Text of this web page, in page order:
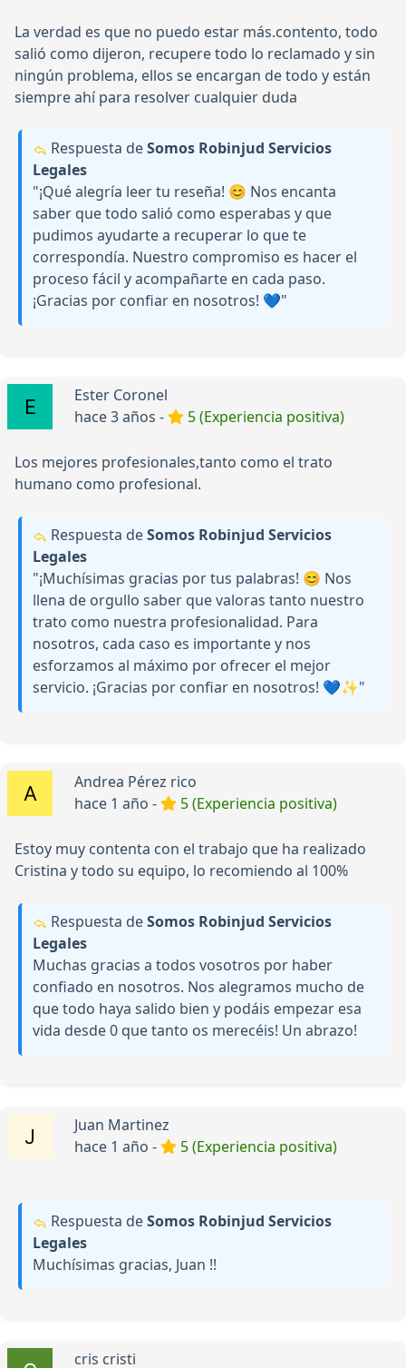
La verdad es que no puedo estar más.contento, todo
salió como dijeron, recupere todo lo reclamado y sin
ningún problema, ellos se encargan de todo y están
siempre ahí para resolver cualquier duda
Respuesta deSomos Robinjud Servicios
Legales
"¡Qué alegría leer tu reseña! 😊 Nos encanta
saber que todo salió como esperabas y que
pudimos ayudarte a recuperar lo que te
correspondía. Nuestro compromiso es hacer el
proceso fácil y acompañarte en cada paso.
¡Gracias por confiar en nosotros! 💙"
Ester Coronel
hace 3 años -
5 (Experiencia positiva)
Los mejores profesionales,tanto como el trato
humano como profesional.
Respuesta deSomos Robinjud Servicios
Legales
"¡Muchísimas gracias por tus palabras! 😊 Nos
llena de orgullo saber que valoras tanto nuestro
trato como nuestra profesionalidad. Para
nosotros, cada caso es importante y nos
esforzamos al máximo por ofrecer el mejor
servicio. ¡Gracias por confiar en nosotros! 💙✨"
Andrea Pérez rico
hace 1 año -
5 (Experiencia positiva)
Estoy muy contenta con el trabajo que ha realizado
Cristina y todo su equipo, lo recomiendo al 100%
Respuesta deSomos Robinjud Servicios
Legales
Muchas gracias a todos vosotros por haber
confiado en nosotros. Nos alegramos mucho de
que todo haya salido bien y podáis empezar esa
vida desde 0 que tanto os merecéis! Un abrazo!
Juan Martinez
hace 1 año -
5 (Experiencia positiva)
Respuesta deSomos Robinjud Servicios
Legales
Muchísimas gracias, Juan !!
cris cristi